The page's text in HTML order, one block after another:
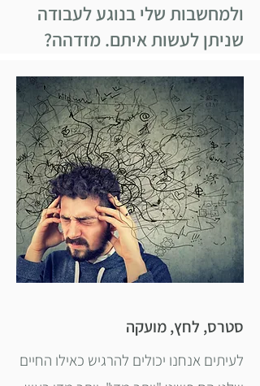
ולמחשבות שלי בנוגע לעבודה
שניתן לעשות איתם. מזדהה?
סטרס, לחץ, מועקה
לעיתים אנחנו יכולים להרגיש כאילו החיים